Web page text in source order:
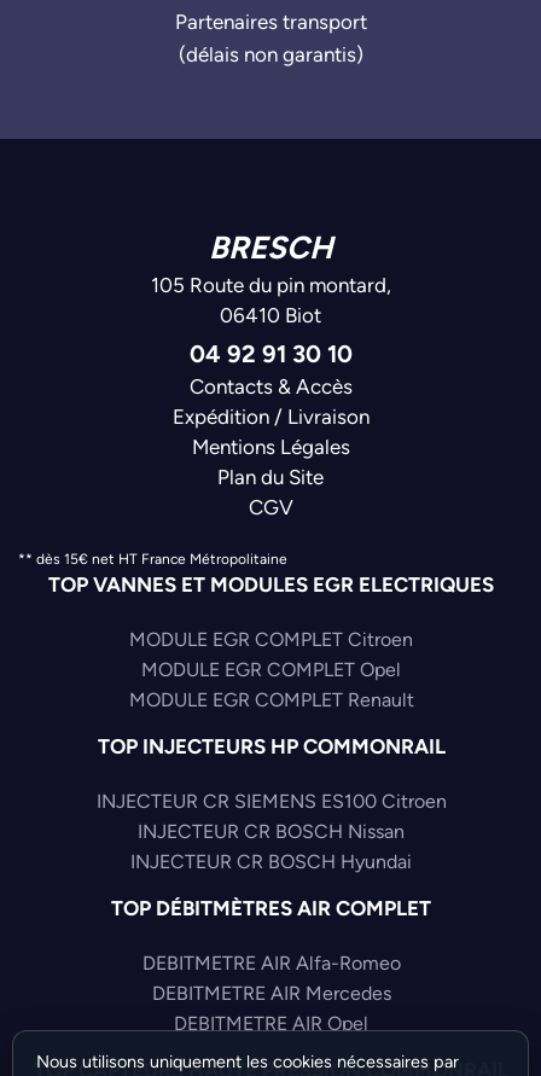
Partenaires transport
(délais non garantis)
BRESCH
105 Route du pin montard,
06410 Biot
04 92 91 30 10
Contacts & Accès
Expédition / Livraison
Mentions Légales
Plan du Site
CGV
** dès 15€ net HT France Métropolitaine
TOP VANNES ET MODULES EGR ELECTRIQUES
MODULE EGR COMPLET Citroen
MODULE EGR COMPLET Opel
MODULE EGR COMPLET Renault
TOP INJECTEURS HP COMMONRAIL
INJECTEUR CR SIEMENS ES100 Citroen
INJECTEUR CR BOSCH Nissan
INJECTEUR CR BOSCH Hyundai
TOP DÉBITMÈTRES AIR COMPLET
DEBITMETRE AIR Alfa-Romeo
DEBITMETRE AIR Mercedes
DEBITMETRE AIR Opel
TOP CAPTEURS HAUTE PRESSION COMMONRAIL
Nous utilisons uniquement les cookies nécessaires par